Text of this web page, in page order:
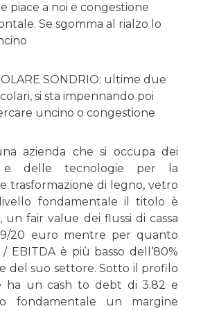
piace a noi e congestione
Se sgomma al rialzo lo
SONDRIO: ultime due
si sta impennando poi
uncino o congestione
azienda che si occupa dei
e delle tecnologie per la
trasformazione di legno, vetro
fondamentale il titolo è
un fair value dei flussi di cassa
20 euro mentre per quanto
EBITDA è più basso dell’80%
del suo settore. Sotto il profilo
ha un cash to debt di 3.82 e
fondamentale un margine